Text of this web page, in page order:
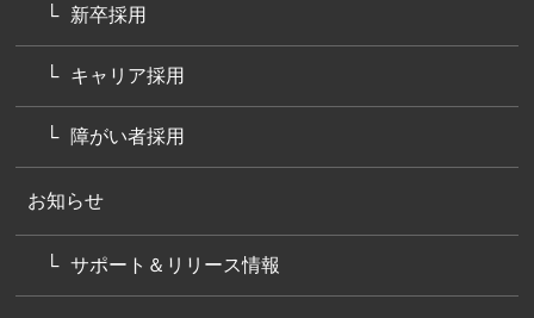
新卒採用
キャリア採用
障がい者採用
お知らせ
サポート＆リリース情報